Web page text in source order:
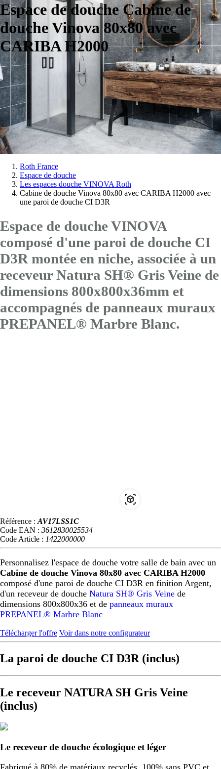
Espace de douche Cabine de
douche Vinova 80x80 avec
CARIBA H2000
Vous
êtes
Roth France
Espace de douche
Les espaces douche VINOVA Roth
Cabine de douche Vinova 80x80 avec CARIBA H2000 avec
une paroi de douche CI D3R
Espace de douche VINOVA
composé d'une paroi de douche CI
D3R montée en niche, associée à un
receveur Natura SH® Gris Veine de
dimensions 800x800x36mm et
accompagnés de panneaux muraux
PREPANEL® Marbre Blanc.
Référence : AV17LSS1C
Code EAN : 3612830025534
Code Article : 1422000000
Personnalisez l'espace de douche votre salle de bain avec un
Cabine de douche Vinova 80x80 avec CARIBA H2000
composé d'une paroi de douche CI D3R en finition Argent,
d'un receveur de douche Natura SH® Gris Veine de
dimensions 800x800x36 et de panneaux muraux
PREPANEL® Marbre Blanc
Télécharger l'offre Voir dans notre configurateur
La paroi de douche CI D3R (inclus)
Le receveur NATURA SH Gris Veine
(inclus)
Le receveur de douche écologique et léger
Fabriqué à 80% de matériaux recyclés, 100% sans PVC et